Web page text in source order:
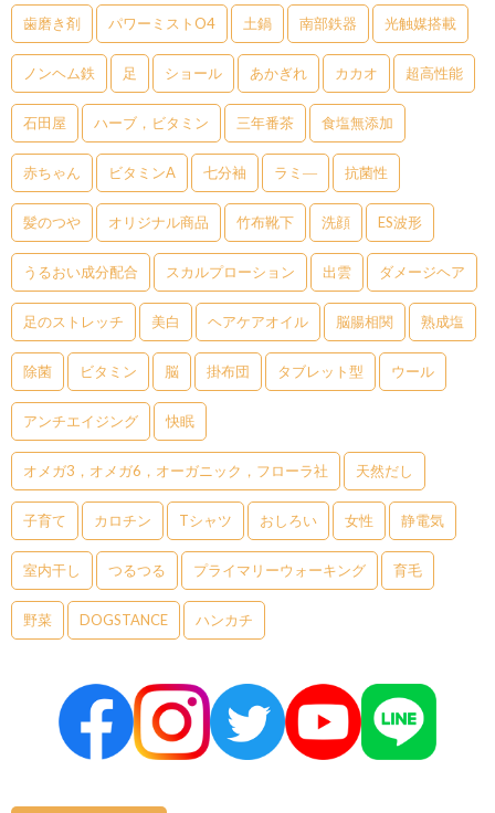
歯磨き剤 パワーミストO4 土鍋 南部鉄器 光触媒搭載
ノンヘム鉄 足 ショール あかぎれ カカオ 超高性能
石田屋 ハーブ，ビタミン 三年番茶 食塩無添加
赤ちゃん ビタミンA 七分袖 ラミ― 抗菌性
髪のつや オリジナル商品 竹布靴下 洗顔 ES波形
うるおい成分配合 スカルプローション 出雲 ダメージヘア
足のストレッチ 美白 ヘアケアオイル 脳腸相関 熟成塩
除菌 ビタミン 脳 掛布団 タブレット型 ウール
アンチエイジング 快眠
オメガ3，オメガ6，オーガニック，フローラ社 天然だし
子育て カロチン Tシャツ おしろい 女性 静電気
室内干し つるつる プライマリーウォーキング 育毛
野菜 DOGSTANCE ハンカチ